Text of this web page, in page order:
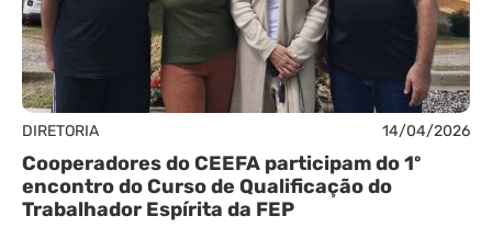
DIRETORIA 14/04/2026
Cooperadores do CEEFA participam do 1º
encontro do Curso de Qualificação do
Trabalhador Espírita da FEP